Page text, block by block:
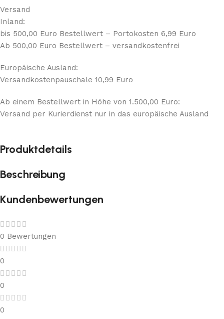
Versand
Inland:
bis 500,00 Euro Bestellwert – Portokosten 6,99 Euro
Ab 500,00 Euro Bestellwert – versandkostenfrei
Europäische Ausland:
Versandkostenpauschale 10,99 Euro
Ab einem Bestellwert in Höhe von 1.500,00 Euro:
Versand per Kurierdienst nur in das europäische Ausland
Produktdetails
Beschreibung
Kundenbewertungen
0 Bewertungen
0
0
0